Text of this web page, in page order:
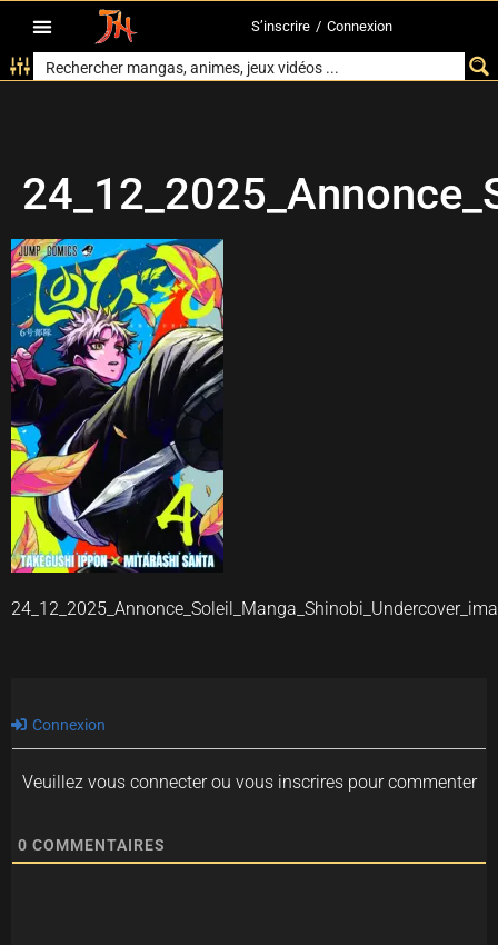
S’inscrire / Connexion
Connexion
Veuillez vous connecter ou vous inscrires pour commenter
0 COMMENTAIRES